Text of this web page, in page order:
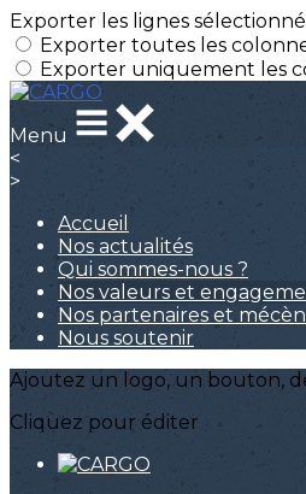
Exporter les lignes
Exporter toutes les
Exporter uniquement les
Menu
<
>
Accueil
Nos actualités
Qui sommes-nous ?
Nos valeurs et
Nos partenaires et
Nous soutenir
Ajoutez un logo, un bouton,
Cliquez pour éditer